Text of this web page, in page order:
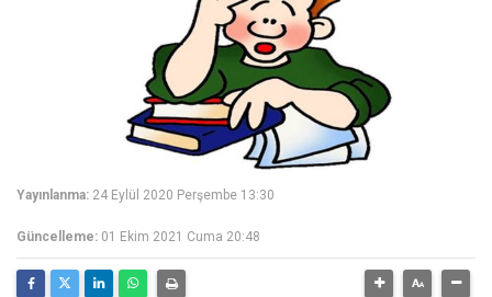
Yayınlanma: 24 Eylül 2020 Perşembe 13:30
Güncelleme: 01 Ekim 2021 Cuma 20:48